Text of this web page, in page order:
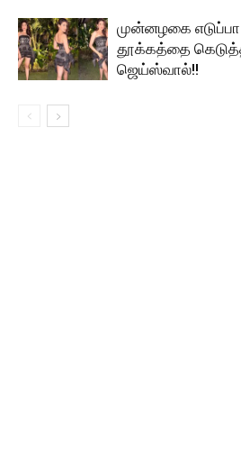
முன்னழகை எடுப்பா
தூக்கத்தை
ஜெய்ஸ்வால்!!